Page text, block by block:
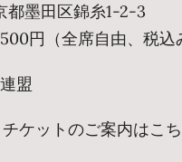
都墨田区錦糸1-2-3
円（全席自由、税込
盟
ケットのご案内はこ